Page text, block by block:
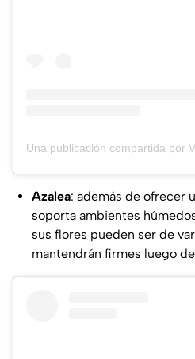
Azalea: además de ofrecer
soporta ambientes
sus flores pueden ser de
mantendrán firmes luego